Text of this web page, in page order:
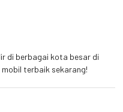
di berbagai kota besar di
terbaik sekarang!